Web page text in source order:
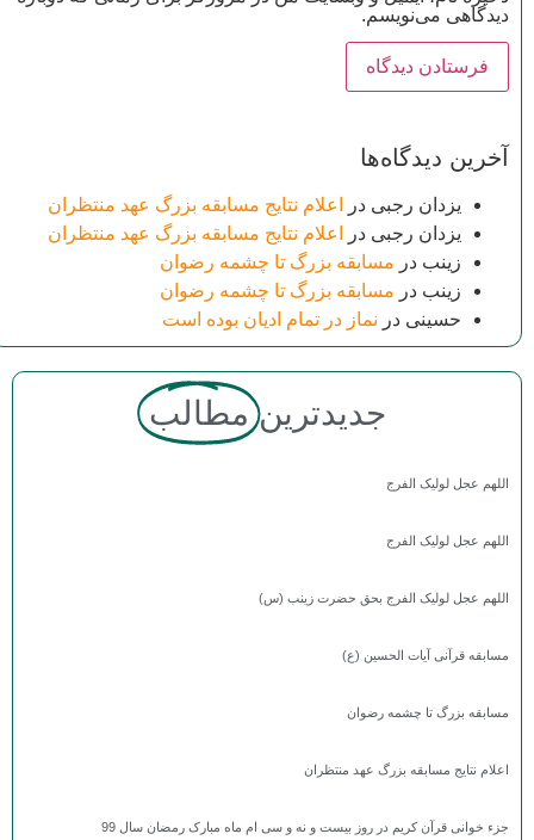
دیدگاهی می‌نویسم.
آخرین دیدگاه‌ها
یزدان رجبیدراعلام نتایج مسابقه بزرگ عهد منتظران
یزدان رجبیدراعلام نتایج مسابقه بزرگ عهد منتظران
زینبدرمسابقه بزرگ تا چشمه رضوان
زینبدرمسابقه بزرگ تا چشمه رضوان
حسینیدرنماز در تمام ادیان بوده است
جدیدترین مطالب
اللهم عجل لولیک الفرج
اللهم عجل لولیک الفرج
اللهم عجل لولیک الفرج بحق حضرت زینب (س)
مسابقه قرآنی آیات الحسین (ع)
مسابقه بزرگ تا چشمه رضوان
اعلام نتایج مسابقه بزرگ عهد منتظران
جزء خوانی قرآن کریم در روز بیست و نه و سی ام ماه مبارک رمضان سال 99